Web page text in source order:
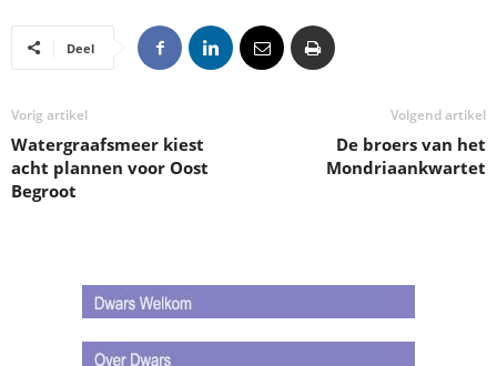
Deel
Vorig artikel
Watergraafsmeer kiest
acht plannen voor Oost
Begroot
Volgend artikel
De broers van het
Mondriaankwartet